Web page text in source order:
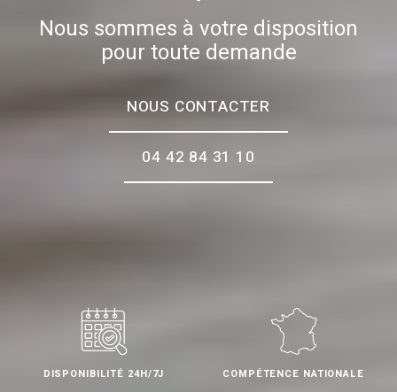
Nous sommes à votre disposition
pour toute demande
NOUS CONTACTER
04 42 84 31 10
DISPONIBILITÉ 24H/7J COMPÉTENCE NATIONALE